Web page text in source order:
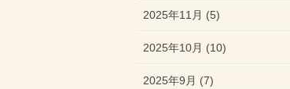
2025年11月 (5)
2025年10月 (10)
2025年9月 (7)